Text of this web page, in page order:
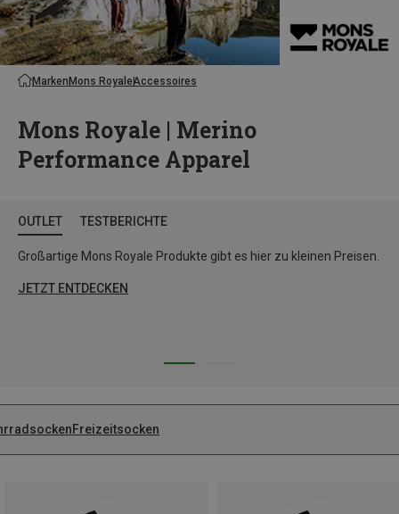
MarkenMons RoyaleAccessoires
Mons Royale | Merino
Performance Apparel
OUTLET TESTBERICHTE
Großartige Mons Royale Produkte gibt es hier zu kleinen Preisen.
JETZT ENTDECKEN
Freizeitsocken